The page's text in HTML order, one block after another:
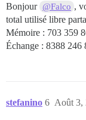
Bonjour @Falco ,
total utilisé libre
Mémoire : 703 359
Échange : 8388 246
stefanino Août 3,
6